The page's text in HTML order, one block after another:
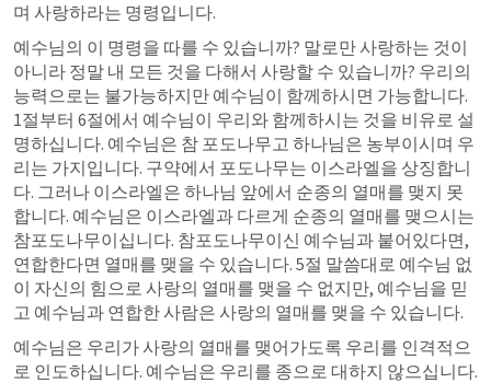
며 사랑하라는 명령입니다.
예수님의 이 명령을 따를 수 있습니까? 말로만 사랑하는 것이
아니라 정말 내 모든 것을 다해서 사랑할 수 있습니까? 우리의
능력으로는 불가능하지만 예수님이 함께하시면 가능합니다.
1절부터 6절에서 예수님이 우리와 함께하시는 것을 비유로 설
명하십니다. 예수님은 참 포도나무고 하나님은 농부이시며 우
리는 가지입니다. 구약에서 포도나무는 이스라엘을 상징합니
다. 그러나 이스라엘은 하나님 앞에서 순종의 열매를 맺지 못
합니다. 예수님은 이스라엘과 다르게 순종의 열매를 맺으시는
참포도나무이십니다. 참포도나무이신 예수님과 붙어있다면,
연합한다면 열매를 맺을 수 있습니다. 5절 말씀대로 예수님 없
이 자신의 힘으로 사랑의 열매를 맺을 수 없지만, 예수님을 믿
고 예수님과 연합한 사람은 사랑의 열매를 맺을 수 있습니다.
예수님은 우리가 사랑의 열매를 맺어가도록 우리를 인격적으
로 인도하십니다. 예수님은 우리를 종으로 대하지 않으십니다.